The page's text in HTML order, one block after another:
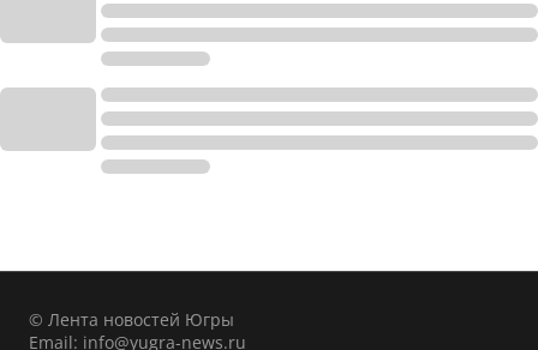
© Лента новостей Югры
Email: info@yugra-news.ru